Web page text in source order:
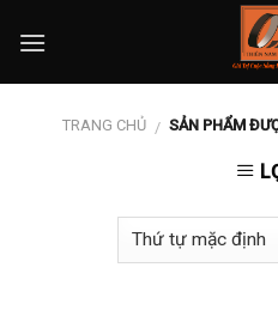
TRANG CHỦ / SẢN PHẨM